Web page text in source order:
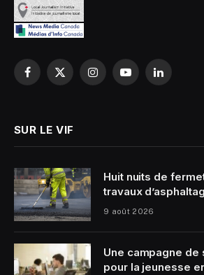
Facebook
X
InstagramYouTubeLinkedIn
SUR LE VIF
Huit nuits de
travaux
9 août 2026
Une campagne
pour la jeunesse